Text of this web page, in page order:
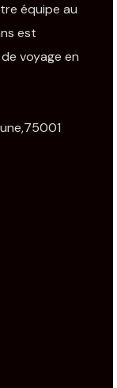
équipe au
est
voyage en